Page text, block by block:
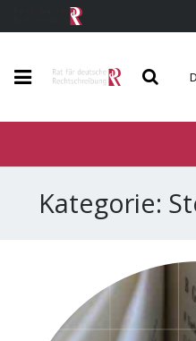
Regeln und Wörterverzeichnis
Kategorie: